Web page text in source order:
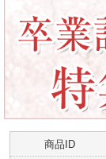
商品ID